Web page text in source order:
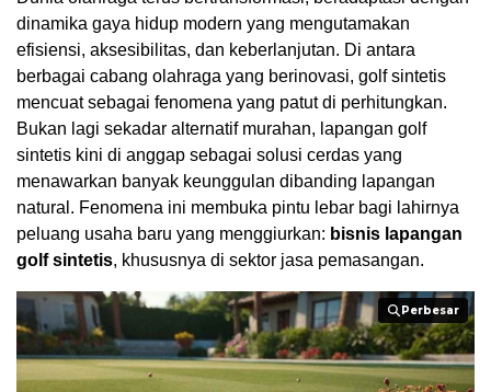
dinamika gaya hidup modern yang mengutamakan
efisiensi, aksesibilitas, dan keberlanjutan. Di antara
berbagai cabang olahraga yang berinovasi, golf sintetis
mencuat sebagai fenomena yang patut di perhitungkan.
Bukan lagi sekadar alternatif murahan, lapangan golf
sintetis kini di anggap sebagai solusi cerdas yang
menawarkan banyak keunggulan dibanding lapangan
natural. Fenomena ini membuka pintu lebar bagi lahirnya
peluang usaha baru yang menggiurkan: bisnis lapangan
golf sintetis, khususnya di sektor jasa pemasangan.
Perbesar
Perbesar